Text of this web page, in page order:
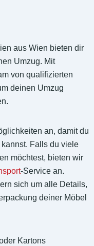
aus Wien bieten dir
Umzug. Mit
von qualifizierten
deinen Umzug
an, damit du
Falls du viele
möchtest, bieten wir
-Service an.
sich um alle Details,
deiner Möbel
Kartons